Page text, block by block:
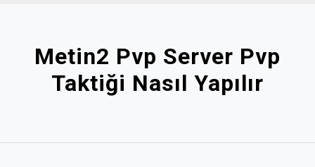
Metin2 Pvp Server Pvp
Taktiği Nasıl Yapılır